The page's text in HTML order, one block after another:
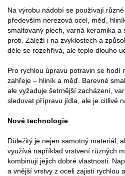
Na výrobu nádobí se používají
především nerezová ocel, měď,
smaltovaný plech, varná keramika a
proti. Záleží i na zvyklostech a
déle se rozehřívá, ale teplo dlouho
Pro rychlou úpravu potravin se hodí
zahřeje – hliník a měď. Barevné
ale vyžaduje šetrnější zacházení,
sledovat přípravu jídla, ale je citlivé
Nové technologie
Důležitý je nejen samotný materiál,
využívá například vrstvení různých
kombinují jejich dobré vlastnosti.
a vnější vrstvy z oceli zajistí rychlou